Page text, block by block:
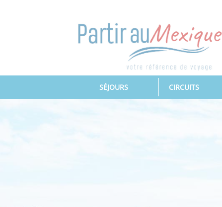
SÉJOURS(CURRENT) CIRCUITS